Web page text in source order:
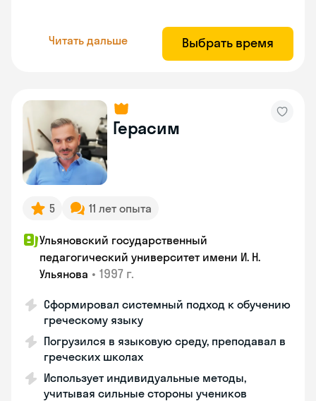
Читать дальше Выбрать время
Герасим
5 11 лет опыта
Ульяновский государственный
педагогический университет имени И. Н.
Ульянова • 1997 г.
Сформировал системный подход к обучению
греческому языку
Погрузился в языковую среду, преподавал в
греческих школах
Использует индивидуальные методы,
учитывая сильные стороны учеников